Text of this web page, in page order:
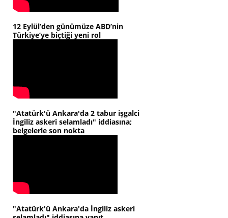
12 Eylül’den günümüze ABD’nin
Türkiye’ye biçtiği yeni rol
"Atatürk'ü Ankara'da 2 tabur işgalci
İngiliz askeri selamladı" iddiasına;
belgelerle son nokta
"Atatürk'ü Ankara'da İngiliz askeri